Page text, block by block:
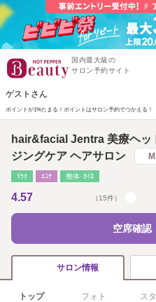
国内最大級の
サロン予約サイト
ゲストさん
ポイントが1%たまる！ ポイントはサロン予約でつかえる！
hair&facial Jentra 美療ヘッ
ジングケア ヘアサロン
ﾘﾗｸ ｴｽﾃ 整体･ｶｲﾛ
4.57 （15件）
空席確認
サロン情報
トップ フォト ス